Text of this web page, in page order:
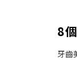
8
牙齒